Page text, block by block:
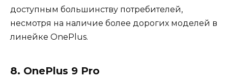
доступным большинству потребителей,
несмотря на наличие более дорогих моделей в
линейке OnePlus.
8. OnePlus 9 Pro